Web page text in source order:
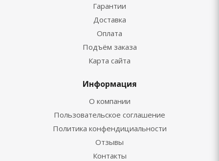
Гарантии
Доставка
Оплата
Подъём заказа
Карта сайта
Информация
О компании
Пользовательское соглашение
Политика конфендициальности
Отзывы
Контакты